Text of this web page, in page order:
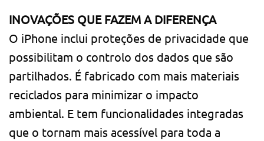
INOVAÇÕES QUE FAZEM A DIFERENÇA
O iPhone inclui proteções de privacidade que
possibilitam o controlo dos dados que são
partilhados. É fabricado com mais materiais
reciclados para minimizar o impacto
ambiental. E tem funcionalidades integradas
que o tornam mais acessível para toda a